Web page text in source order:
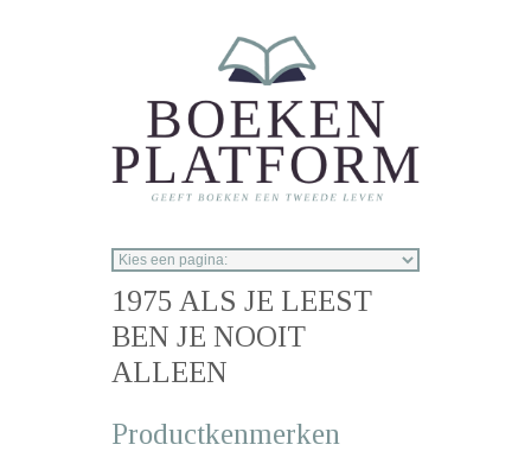
1975 ALS JE LEEST
BEN JE NOOIT
ALLEEN
Productkenmerken